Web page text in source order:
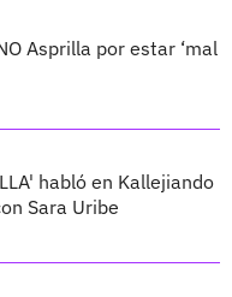
Asprilla por estar ‘mal
habló en Kallejiando
Sara Uribe